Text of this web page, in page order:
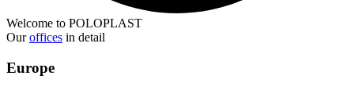
Welcome to POLOPLAST
Ouroffices in detail
Europe